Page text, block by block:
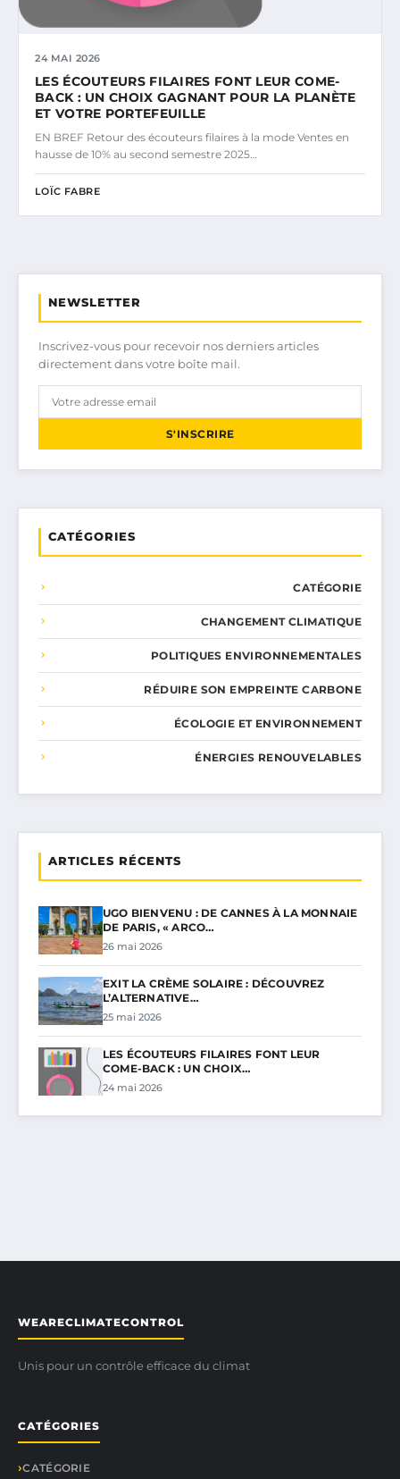
24 MAI 2026
LES ÉCOUTEURS FILAIRES FONT LEUR COME-
BACK : UN CHOIX GAGNANT POUR LA PLANÈTE
ET VOTRE PORTEFEUILLE
EN BREF Retour des écouteurs filaires à la mode Ventes en
hausse de 10% au second semestre 2025…
LOÏC FABRE
NEWSLETTER
Inscrivez-vous pour recevoir nos derniers articles
directement dans votre boîte mail.
S'INSCRIRE
CATÉGORIES
CATÉGORIE
CHANGEMENT CLIMATIQUE
POLITIQUES ENVIRONNEMENTALES
RÉDUIRE SON EMPREINTE CARBONE
ÉCOLOGIE ET ENVIRONNEMENT
ÉNERGIES RENOUVELABLES
ARTICLES RÉCENTS
UGO BIENVENU : DE CANNES À LA MONNAIE
DE PARIS, « ARCO…
26 mai 2026
EXIT LA CRÈME SOLAIRE : DÉCOUVREZ
L’ALTERNATIVE…
25 mai 2026
LES ÉCOUTEURS FILAIRES FONT LEUR
COME-BACK : UN CHOIX…
24 mai 2026
WEARECLIMATECONTROL
Unis pour un contrôle efficace du climat
CATÉGORIES
CATÉGORIE